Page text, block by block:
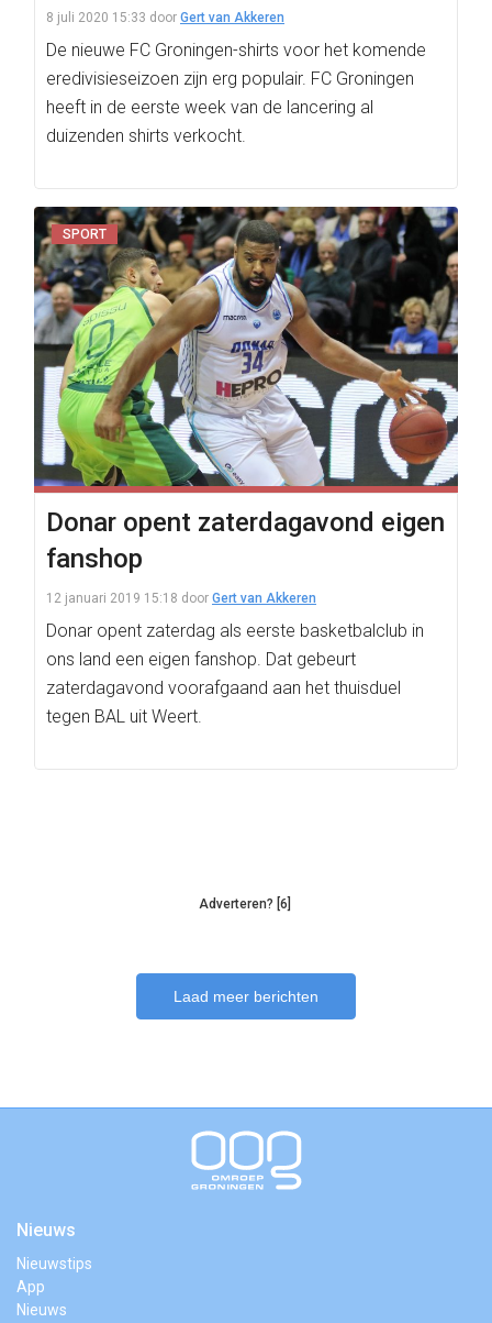
8 juli 2020 15:33 door Gert van Akkeren
De nieuwe FC Groningen-shirts voor het komende
eredivisieseizoen zijn erg populair. FC Groningen
heeft in de eerste week van de lancering al
duizenden shirts verkocht.
SPORT
Donar opent zaterdagavond eigen
fanshop
12 januari 2019 15:18 door Gert van Akkeren
Donar opent zaterdag als eerste basketbalclub in
ons land een eigen fanshop. Dat gebeurt
zaterdagavond voorafgaand aan het thuisduel
tegen BAL uit Weert.
Adverteren? [6]
Laad meer berichten
Nieuws
Nieuwstips
App
Nieuws